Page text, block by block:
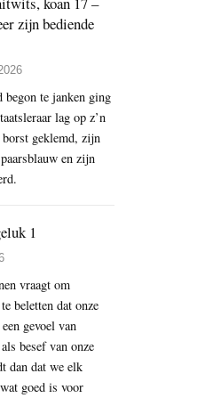
zijn bediende
begon te janken ging
lag op z’n
geklemd, zijn
en zijn
1
vraagt om
beletten dat onze
gevoel van
besef van onze
dan dat we elk
goed is voor